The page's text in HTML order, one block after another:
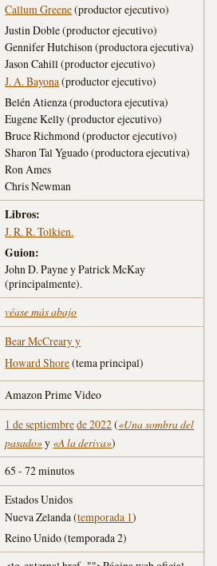
Callum Greene(productor ejecutivo)
Justin Doble (productor ejecutivo)
Gennifer Hutchison (productora ejecutiva)
Jason Cahill (productor ejecutivo)
J. A. Bayona(productor ejecutivo)
Belén Atienza (productora ejecutiva)
Eugene Kelly (productor ejecutivo)
Bruce Richmond (productor ejecutivo)
Sharon Tal Yguado (productora ejecutiva)
Ron Ames
Chris Newman
Libros:
J. R. R. Tolkien.
Guion:
John D. Payne y Patrick McKay
(principalmente).
véase más abajo
Bear McCreary y
Howard Shore(tema principal)
Amazon Prime Video
1 de septiembrede 2022(«Una sombra del
pasado»y «A la deriva»)
65 - 72 minutos
Estados Unidos
Nueva Zelanda (temporada 1)
Reino Unido (temporada 2)